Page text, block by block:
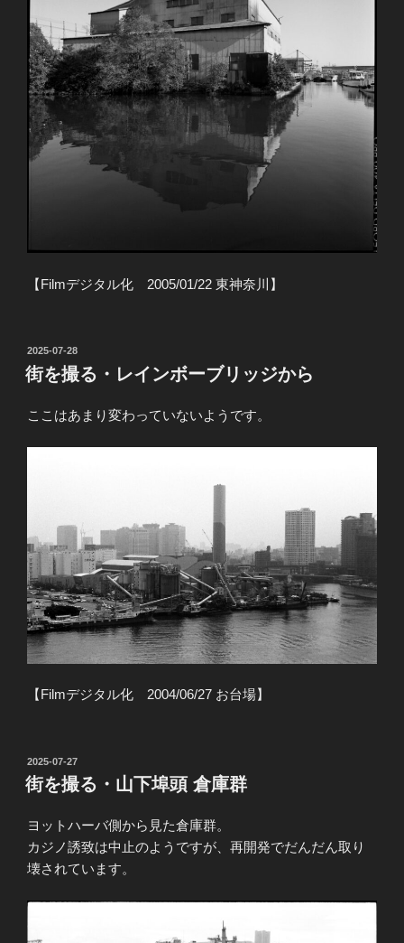
【Filmデジタル化 2005/01/22 東神奈川】
投
稿
日:
2025-07-28
街を撮る・レインボーブリッジから
ここはあまり変わっていないようです。
【Filmデジタル化 2004/06/27 お台場】
投
稿
日:
2025-07-27
街を撮る・山下埠頭 倉庫群
ヨットハーバ側から見た倉庫群。
カジノ誘致は中止のようですが、再開発でだんだん取り
壊されています。